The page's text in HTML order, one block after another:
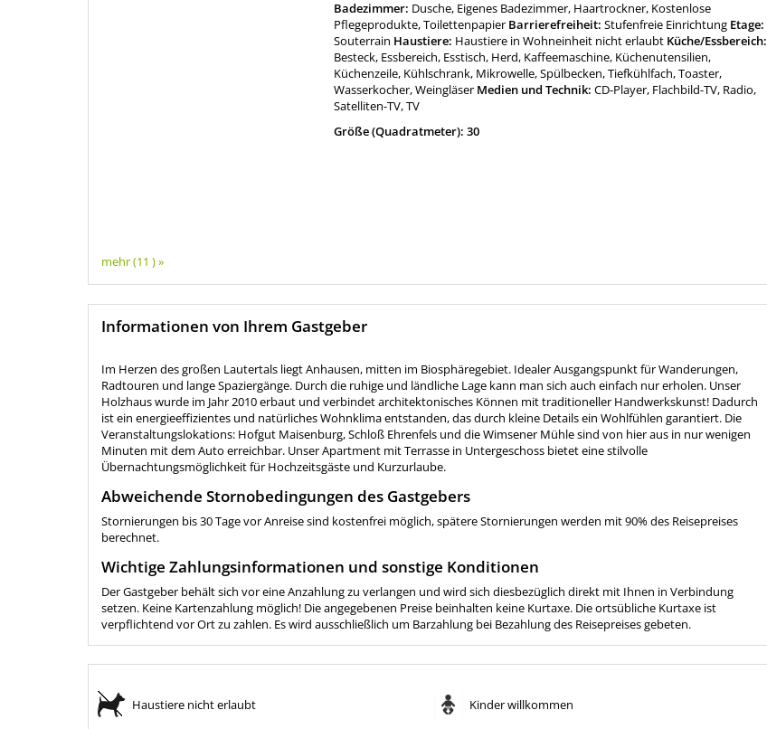
mehr (11 ) »
Badezimmer: Dusche, Eigenes Badezimmer, Haartrockner, Kostenlose
Pflegeprodukte, Toilettenpapier Barrierefreiheit:Stufenfreie Einrichtung Etage:
Souterrain Haustiere: Haustiere in Wohneinheit nicht erlaubt Küche/Essbereich:
Besteck, Essbereich, Esstisch, Herd, Kaffeemaschine, Küchenutensilien,
Küchenzeile, Kühlschrank, Mikrowelle, Spülbecken, Tiefkühlfach, Toaster,
Wasserkocher, Weingläser Medien und Technik:CD-Player, Flachbild-TV, Radio,
Satelliten-TV, TV
Größe (Quadratmeter): 30
Informationen von Ihrem Gastgeber
Im Herzen des großen Lautertals liegt Anhausen, mitten im Biosphäregebiet. Idealer Ausgangspunkt für Wanderungen,
Radtouren und lange Spaziergänge. Durch die ruhige und ländliche Lage kann man sich auch einfach nur erholen. Unser
Holzhaus wurde im Jahr 2010 erbaut und verbindet architektonisches Können mit traditioneller Handwerkskunst! Dadurch
ist ein energieeffizientes und natürliches Wohnklima entstanden, das durch kleine Details ein Wohlfühlen garantiert. Die
Veranstaltungslokations: Hofgut Maisenburg, Schloß Ehrenfels und die Wimsener Mühle sind von hier aus in nur wenigen
Minuten mit dem Auto erreichbar. Unser Apartment mit Terrasse in Untergeschoss bietet eine stilvolle
Übernachtungsmöglichkeit für Hochzeitsgäste und Kurzurlaube.
Abweichende Stornobedingungen des Gastgebers
Stornierungen bis 30 Tage vor Anreise sind kostenfrei möglich, spätere Stornierungen werden mit 90% des Reisepreises
berechnet.
Wichtige Zahlungsinformationen und sonstige Konditionen
Der Gastgeber behält sich vor eine Anzahlung zu verlangen und wird sich diesbezüglich direkt mit Ihnen in Verbindung
setzen. Keine Kartenzahlung möglich! Die angegebenen Preise beinhalten keine Kurtaxe. Die ortsübliche Kurtaxe ist
verpflichtend vor Ort zu zahlen. Es wird ausschließlich um Barzahlung bei Bezahlung des Reisepreises gebeten.
Haustiere nicht erlaubt Kinder willkommen